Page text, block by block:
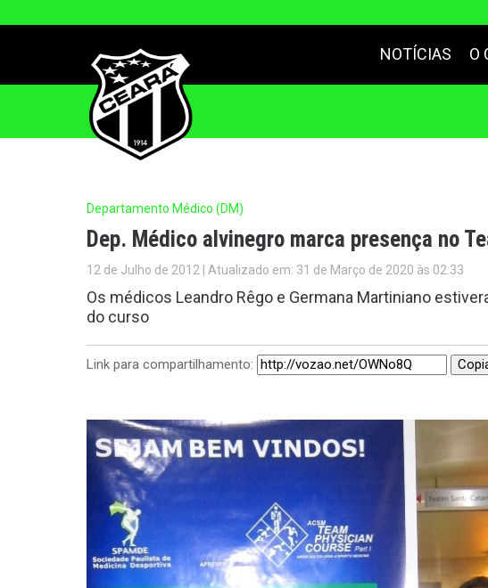
NOTÍCIAS O
Departamento Médico (DM)
Dep. Médico alvinegro marca presença no
12 de Julho de 2012 | Atualizado em: 31 de Março de 2020 às 02:33
Os médicos Leandro Rêgo e Germana Martiniano
do curso
Link para compartilhamento: